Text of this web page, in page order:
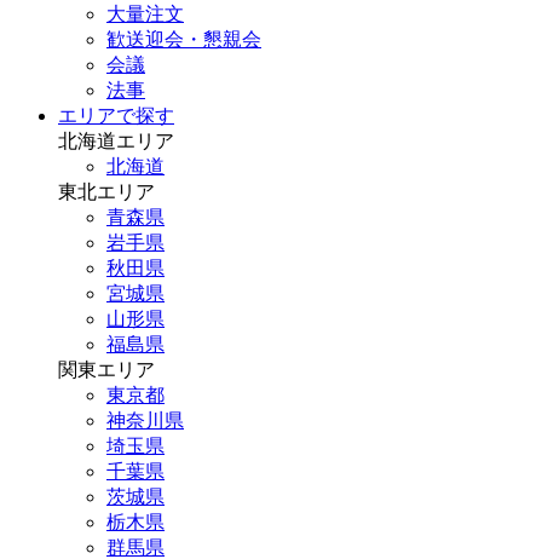
大量注文
歓送迎会・懇親会
会議
法事
エリアで探す
北海道エリア
北海道
東北エリア
青森県
岩手県
秋田県
宮城県
山形県
福島県
関東エリア
東京都
神奈川県
埼玉県
千葉県
茨城県
栃木県
群馬県